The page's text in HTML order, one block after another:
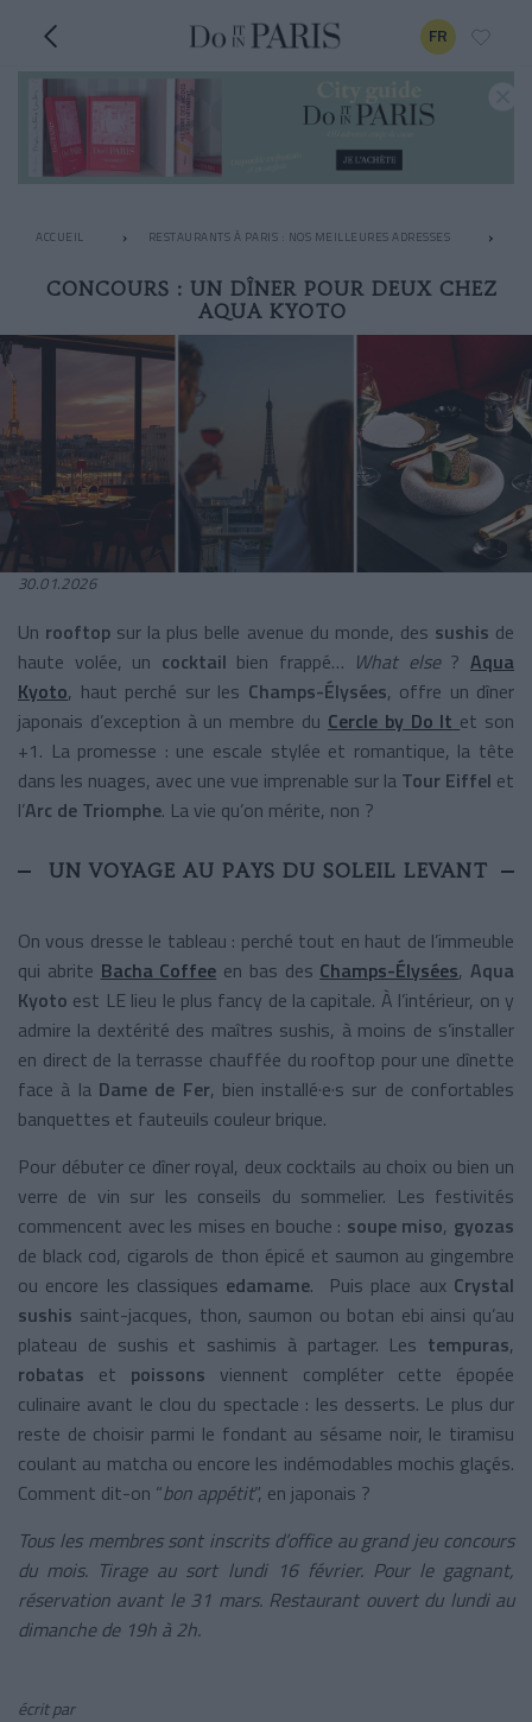
FR
ACCUEIL RESTAURANTS À PARIS : NOS MEILLEURES ADRESSES
CONCOURS : UN DÎNER POUR DEUX CHEZ
AQUA KYOTO
30.01.2026
Un rooftop sur la plus belle avenue du monde, des sushis de
haute volée, un cocktail bien frappé… What else?Aqua
Kyoto, haut perché sur les Champs-Élysées, offre un dîner
japonais d’exception à un membre du Cercle by Do It et son
+1. La promesse : une escale stylée et romantique, la tête
dans les nuages, avec une vue imprenable sur la Tour Eiffel et
l’Arc de Triomphe. La vie qu’on mérite, non ?
UN VOYAGE AU PAYS DU SOLEIL LEVANT
On vous dresse le tableau : perché tout en haut de l’immeuble
qui abrite Bacha Coffee en bas des Champs-Élysées, Aqua
Kyoto est LE lieu le plus fancy de la capitale. À l’intérieur, on y
admire la dextérité des maîtres sushis, à moins de s’installer
en direct de la terrasse chauffée du rooftop pour une dînette
face à la Dame de Fer, bien installé·e·s sur de confortables
banquettes et fauteuils couleur brique.
Pour débuter ce dîner royal, deux cocktails au choix ou bien un
verre de vin sur les conseils du sommelier. Les festivités
commencent avec les mises en bouche : soupe miso, gyozas
de black cod, cigarols de thon épicé et saumon au gingembre
ou encore les classiques edamame. Puis place aux Crystal
sushis saint-jacques, thon, saumon ou botan ebi ainsi qu’au
plateau de sushis et sashimis à partager. Les tempuras,
robatas et poissons viennent compléter cette épopée
culinaire avant le clou du spectacle : les desserts. Le plus dur
reste de choisir parmi le fondant au sésame noir, le tiramisu
coulant au matcha ou encore les indémodables mochis glaçés.
Comment dit-on “bon appétit”, en japonais ?
Tous les membres sont inscrits d’office au grand jeu concours
du mois. Tirage au sort lundi 16 février. Pour le gagnant,
réservation avant le 31 mars.Restaurant ouvert du lundi au
dimanche de 19h à 2h.
écrit par